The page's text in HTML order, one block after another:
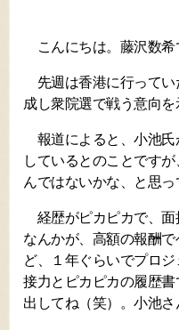
こんにちは。藤沢数希
先週は香港に行ってい
成し衆院選で戦う意向
報道によると、小池氏
しているとのことです
んではないかな、と思っ
経歴がピカピカで、面
なんかが、高額の報酬
ど、１年ぐらいでプロ
接力とピカピカの履歴
出してね（笑）。小池